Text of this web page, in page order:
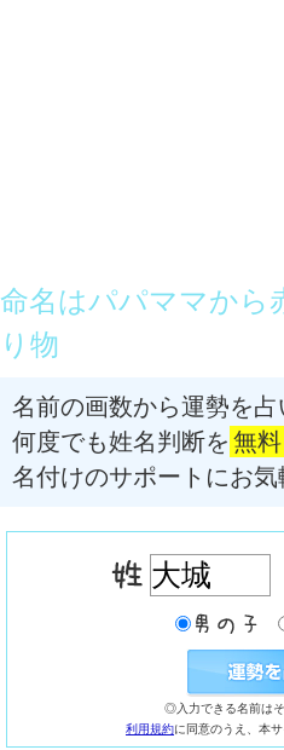
命名はパパママから
り物
名前の画数から運勢を占
何度でも姓名判断を 無料
名付けのサポートにお気
◎入力できる名前は
利用規約に同意のうえ、本